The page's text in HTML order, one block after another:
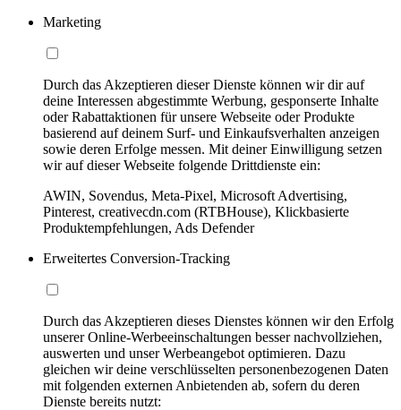
Marketing
Durch das Akzeptieren dieser Dienste können wir dir auf
deine Interessen abgestimmte Werbung, gesponserte Inhalte
oder Rabattaktionen für unsere Webseite oder Produkte
basierend auf deinem Surf- und Einkaufsverhalten anzeigen
sowie deren Erfolge messen. Mit deiner Einwilligung setzen
wir auf dieser Webseite folgende Drittdienste ein:
AWIN, Sovendus, Meta-Pixel, Microsoft Advertising,
Pinterest, creativecdn.com (RTBHouse), Klickbasierte
Produktempfehlungen, Ads Defender
Erweitertes Conversion-Tracking
Durch das Akzeptieren dieses Dienstes können wir den Erfolg
unserer Online-Werbeeinschaltungen besser nachvollziehen,
auswerten und unser Werbeangebot optimieren. Dazu
gleichen wir deine verschlüsselten personenbezogenen Daten
mit folgenden externen Anbietenden ab, sofern du deren
Dienste bereits nutzt: